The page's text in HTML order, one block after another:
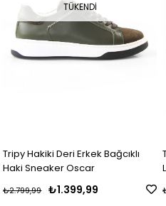
TÜKENDI
Tripy Hakiki Deri Erkek Bağcıklı
Haki Sneaker Oscar
₺1.399,99
₺2.799,99